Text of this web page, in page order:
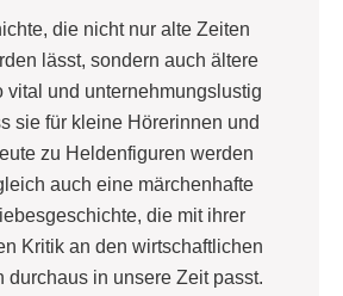
die nicht nur alte Zeiten
lässt, sondern auch ältere
vital und unternehmungslustig
sie für kleine Hörerinnen und
zu Heldenfiguren werden
auch eine märchenhafte
die mit ihrer
Kritik an den wirtschaftlichen
durchaus in unsere Zeit passt.